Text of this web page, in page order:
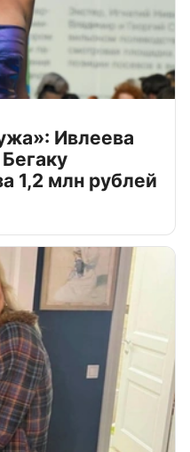
Ивлеева
1,2 млн рублей